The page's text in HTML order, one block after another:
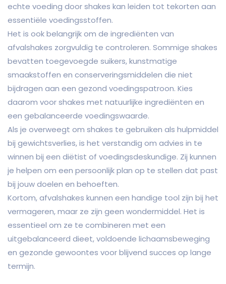
echte voeding door shakes kan leiden tot tekorten aan
essentiële voedingsstoffen.
Het is ook belangrijk om de ingrediënten van
afvalshakes zorgvuldig te controleren. Sommige shakes
bevatten toegevoegde suikers, kunstmatige
smaakstoffen en conserveringsmiddelen die niet
bijdragen aan een gezond voedingspatroon. Kies
daarom voor shakes met natuurlijke ingrediënten en
een gebalanceerde voedingswaarde.
Als je overweegt om shakes te gebruiken als hulpmiddel
bij gewichtsverlies, is het verstandig om advies in te
winnen bij een diëtist of voedingsdeskundige. Zij kunnen
je helpen om een persoonlijk plan op te stellen dat past
bij jouw doelen en behoeften.
Kortom, afvalshakes kunnen een handige tool zijn bij het
vermageren, maar ze zijn geen wondermiddel. Het is
essentieel om ze te combineren met een
uitgebalanceerd dieet, voldoende lichaamsbeweging
en gezonde gewoontes voor blijvend succes op lange
termijn.